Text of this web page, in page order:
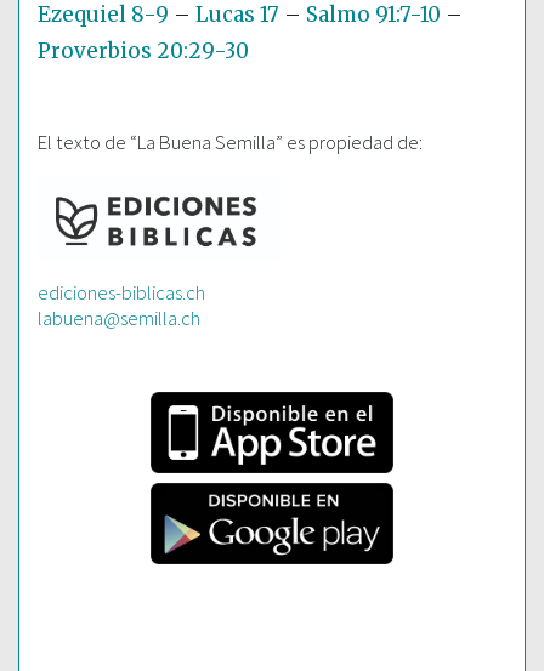
Ezequiel 8-9 – Lucas 17 – Salmo 91:7-10 –
Proverbios 20:29-30
El texto de “La Buena Semilla” es propiedad de:
ediciones-biblicas.ch
labuena@semilla.ch